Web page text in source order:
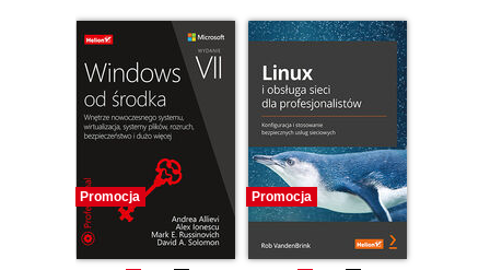
Promocja Promocja